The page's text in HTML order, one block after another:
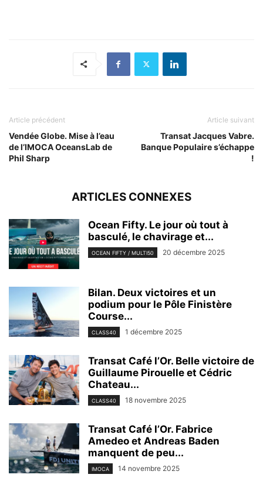
Article précédent
Vendée Globe. Mise à l’eau
de l’IMOCA OceansLab de
Phil Sharp
Article suivant
Transat Jacques Vabre.
Banque Populaire s’échappe
!
ARTICLES CONNEXES
Ocean Fifty. Le jour où tout à
basculé, le chavirage et...
OCEAN FIFTY / MULTI50 20 décembre 2025
Bilan. Deux victoires et un
podium pour le Pôle Finistère
Course...
CLASS40 1 décembre 2025
Transat Café l’Or. Belle victoire de
Guillaume Pirouelle et Cédric
Chateau...
CLASS40 18 novembre 2025
Transat Café l’Or. Fabrice
Amedeo et Andreas Baden
manquent de peu...
IMOCA 14 novembre 2025